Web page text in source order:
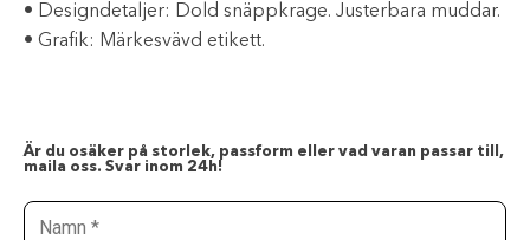
• Designdetaljer: Dold snäppkrage. Justerbara muddar.
• Grafik: Märkesvävd etikett.
Är du osäker på storlek, passform eller vad varan passar till,
maila oss. Svar inom 24h!